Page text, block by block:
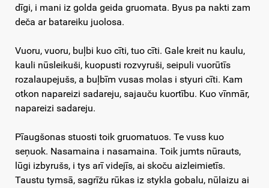
dīgi, i mani iz golda geida gruomata. Byus pa nakti zam
deča ar batareiku juolosa.
Vuoru, vuoru, buļbi kuo cīti, tuo cīti. Gale kreit nu kaulu,
kauli nūsleikuši, kuopusti rozvyruši, seipuli vuorūtīs
rozalaupejušs, a buļbīm vusas molas i styuri cīti. Kam
otkon napareizi sadareju, sajauču kuortību. Kuo vīnmār,
napareizi sadareju.
Pīaugšonas stuosti toik gruomatuos. Te vuss kuo
seņuok. Nasamaina i nasamaina. Toik jumts nūrauts,
lūgi izbyrušs, i tys arī videjīs, ai skoču aizleimietīs.
Taustu tymsā, sagrīžu rūkas iz stykla gobalu, nūlaizu ai